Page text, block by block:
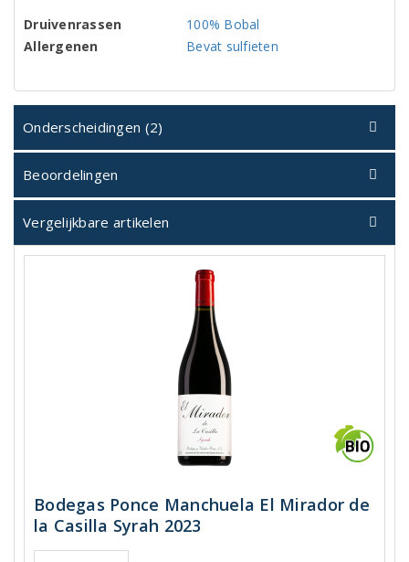
Druivenrassen
100% Bobal
Allergenen
Bevat sulfieten
Onderscheidingen (2)
Beoordelingen
Vergelijkbare artikelen
Bodegas Ponce Manchuela El Mirador de
la Casilla Syrah 2023